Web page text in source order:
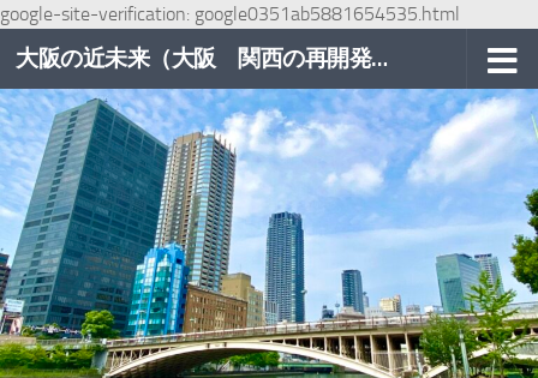
google-site-verification: google0351ab5881654535.html
コンテンツへスキップ
大阪の近未来（大阪 関西の再開発巡り）